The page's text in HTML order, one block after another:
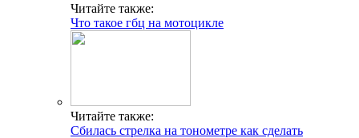
Читайте также:
Что такое гбц на мотоцикле
Читайте также:
Сбилась стрелка на тонометре как сделать